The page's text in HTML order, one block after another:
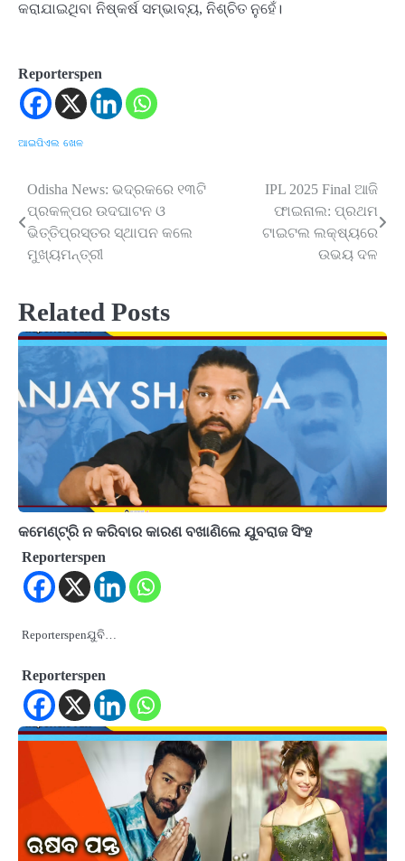
କରାଯାଇଥିବା ନିଷ୍କର୍ଷ ସମ୍ଭାବ୍ୟ, ନିଶ୍ଚିତ ନୁହେଁ।
Reporterspen
ଆଇପିଏଲ ଖେଳ
Post
navigation
Odisha News: ଭଦ୍ରକରେ ୧୩ଟି
ପ୍ରକଳ୍ପର ଉଦଘାଟନ ଓ
ଭିତ୍ତିପ୍ରସ୍ତର ସ୍ଥାପନ କଲେ
ମୁଖ୍ୟମନ୍ତ୍ରୀ
IPL 2025 Final ଆଜି
ଫାଇନାଲ: ପ୍ରଥମ
ଟାଇଟଲ ଲକ୍ଷ୍ୟରେ
ଉଭୟ ଦଳ
Related Posts
କମେଣ୍ଟ୍ରି ନ କରିବାର କାରଣ ବଖାଣିଲେ ଯୁବରାଜ ସିଂହ
Reporterspen
Reporterspenଯୁବି…
Reporterspen